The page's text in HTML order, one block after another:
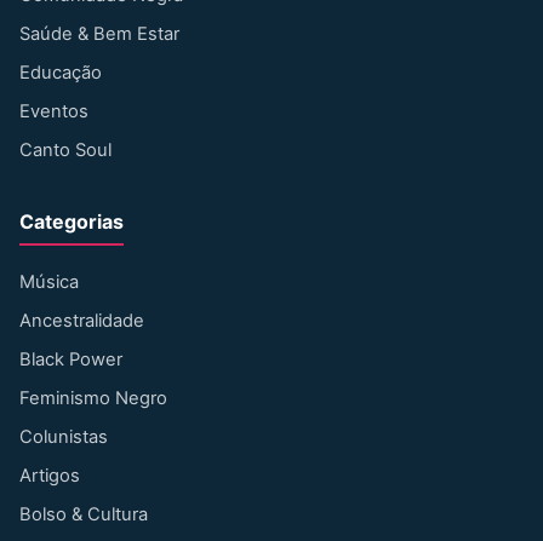
Saúde & Bem Estar
Educação
Eventos
Canto Soul
Categorias
Música
Ancestralidade
Black Power
Feminismo Negro
Colunistas
Artigos
Bolso & Cultura